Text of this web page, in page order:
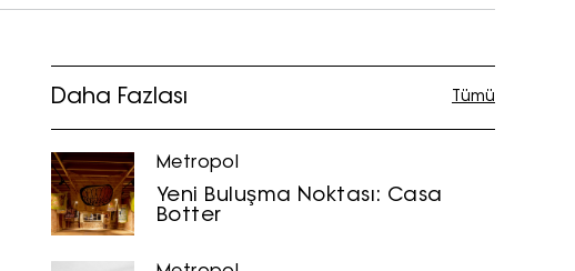
Daha Fazlası Tümü
Metropol
Yeni Buluşma Noktası: Casa
Botter